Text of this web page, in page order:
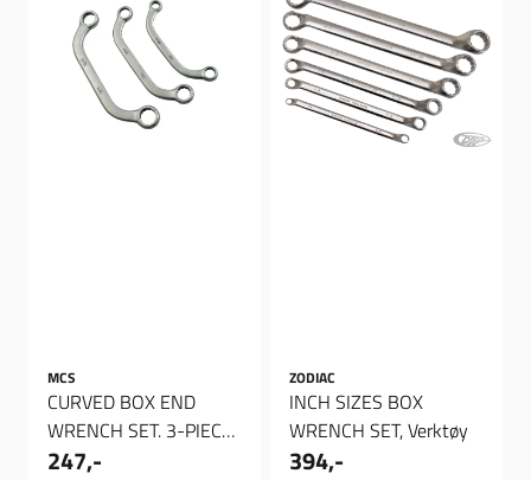
MCS
CURVED BOX END
WRENCH SET. 3-PIECE,
Verktøy
247,-
ZODIAC
INCH SIZES BOX
WRENCH SET, Verktøy
394,-